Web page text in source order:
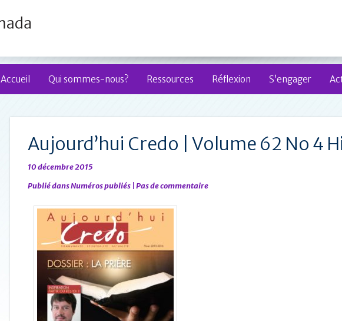
Accueil Qui sommes-nous? Ressources Réflexion S’engager
Aujourd’hui Credo | Volume 62 No 4
10 décembre 2015
Publié dansNuméros publiés Pas de commentaire